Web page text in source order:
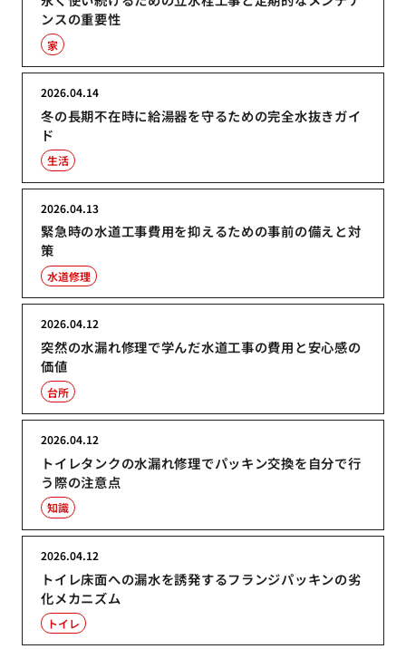
ンスの重要性
家
冬の長期不在時に給湯器を守るための完全水抜きガイ
ド
2026.04.14
生活
緊急時の水道工事費用を抑えるための事前の備えと対
策
2026.04.13
水道修理
突然の水漏れ修理で学んだ水道工事の費用と安心感の
価値
2026.04.12
台所
トイレタンクの水漏れ修理でパッキン交換を自分で行
う際の注意点
2026.04.12
知識
トイレ床面への漏水を誘発するフランジパッキンの劣
化メカニズム
2026.04.12
トイレ